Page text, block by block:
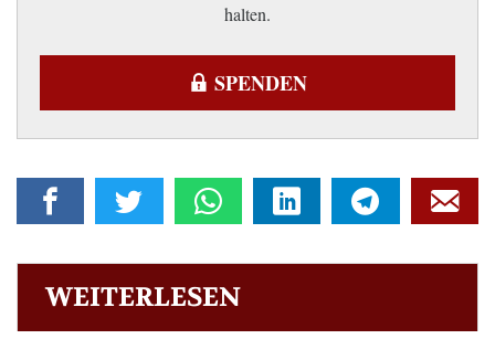
halten.
SPENDEN
WEITERLESEN